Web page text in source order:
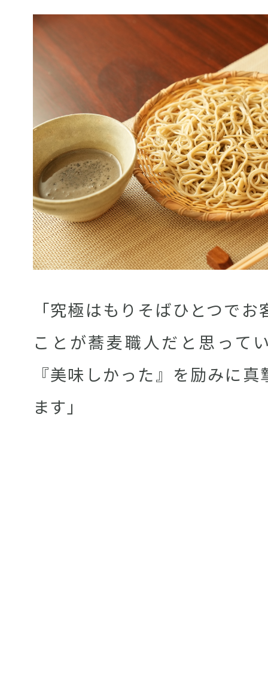
「究極はもりそばひとつで
ことが蕎麦職人だと思って
『美味しかった』を励みに
ます｣